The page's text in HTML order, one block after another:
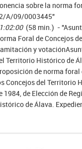
sobre la norma
A/09/0003445"
(58 min.) -
Foral de Concejos
y
Territorio Histórico de
de norma
Concejos del Territorio
1984, de Elección de
de Álava.